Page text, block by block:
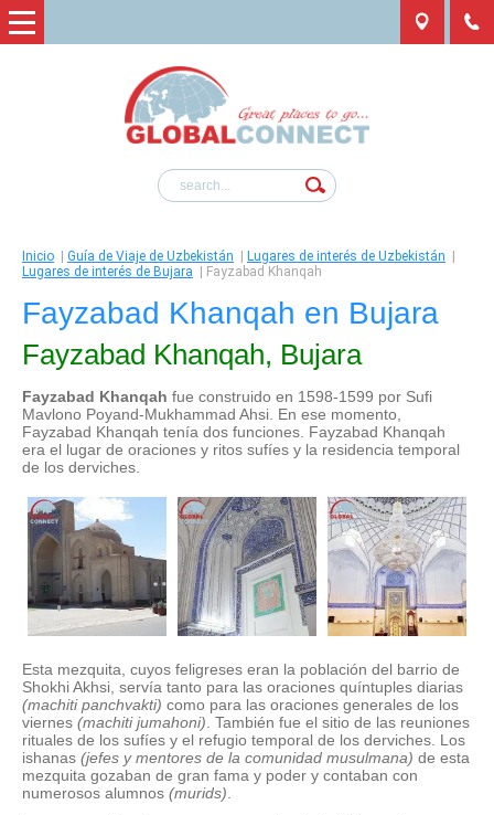
Inicio Guía de Viaje de Uzbekistán Lugares de interés de Uzbekistán
Lugares de interés de Bujara
Fayzabad Khanqah
Fayzabad Khanqah en Bujara
Fayzabad Khanqah, Bujara
Fayzabad Khanqah fue construido en 1598-1599 por Sufi
Mavlono Poyand-Mukhammad Ahsi. En ese momento,
Fayzabad Khanqah tenía dos funciones. Fayzabad Khanqah
era el lugar de oraciones y ritos sufíes y la residencia temporal
de los derviches.
Esta mezquita, cuyos feligreses eran la población del barrio de
Shokhi Akhsi, servía tanto para las oraciones quíntuples diarias
(machiti panchvakti) como para las oraciones generales de los
viernes (machiti jumahoni) . También fue el sitio de las reuniones
rituales de los sufíes y el refugio temporal de los derviches. Los
ishanas (jefes y mentores de la comunidad musulmana) de esta
mezquita gozaban de gran fama y poder y contaban con
numerosos alumnos (murids)